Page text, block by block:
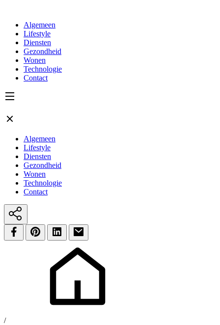
Algemeen
Lifestyle
Diensten
Gezondheid
Wonen
Technologie
Contact
Algemeen
Lifestyle
Diensten
Gezondheid
Wonen
Technologie
Contact
/